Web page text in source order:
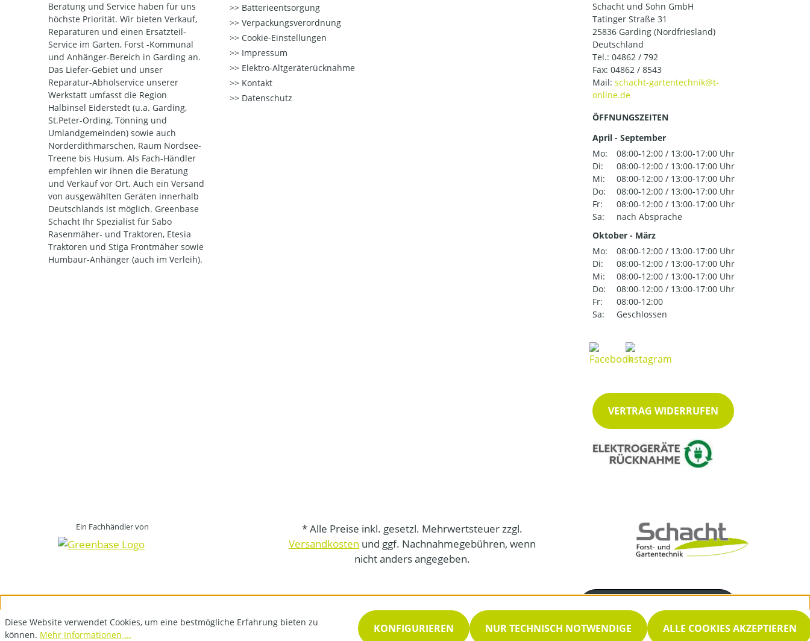
Beratung und Service haben für uns
höchste Priorität. Wir bieten Verkauf,
Reparaturen und einen Ersatzteil-
Service im Garten, Forst -Kommunal
und Anhänger-Bereich in Garding an.
Das Liefer-Gebiet und unser
Reparatur-Abholservice unserer
Werkstatt umfasst die Region
Halbinsel Eiderstedt (u.a. Garding,
St.Peter-Ording, Tönning und
Umlandgemeinden) sowie auch
Norderdithmarschen, Raum Nordsee-
Treene bis Husum. Als Fach-Händler
empfehlen wir ihnen die Beratung
und Verkauf vor Ort. Auch ein Versand
von ausgewählten Geräten innerhalb
Deutschlands ist möglich. Greenbase
Schacht Ihr Spezialist für Sabo
Rasenmäher- und Traktoren, Etesia
Traktoren und Stiga Frontmäher sowie
Humbaur-Anhänger (auch im Verleih).
Batterieentsorgung
Verpackungsverordnung
Cookie-Einstellungen
Impressum
Elektro-Altgeräterücknahme
Kontakt
Datenschutz
Schacht und Sohn GmbH
Tatinger Straße 31
25836 Garding (Nordfriesland)
Deutschland
Tel.: 04862 / 792
Fax: 04862 / 8543
Mail:
ÖFFNUNGSZEITEN
April - September
Mo:
08:00-12:00 / 13:00-17:00 Uhr
Di:
08:00-12:00 / 13:00-17:00 Uhr
Mi:
08:00-12:00 / 13:00-17:00 Uhr
Do:
08:00-12:00 / 13:00-17:00 Uhr
Fr:
08:00-12:00 / 13:00-17:00 Uhr
Sa:
nach Absprache
Oktober - März
Mo:
08:00-12:00 / 13:00-17:00 Uhr
Di:
08:00-12:00 / 13:00-17:00 Uhr
Mi:
08:00-12:00 / 13:00-17:00 Uhr
Do:
08:00-12:00 / 13:00-17:00 Uhr
Fr:
08:00-12:00
Sa:
Geschlossen
VERTRAG WIDERRUFEN
Ein Fachhändler von
* Alle Preise inkl. gesetzl. Mehrwertsteuer zzgl.
Versandkosten und ggf. Nachnahmegebühren, wenn
nicht anders angegeben.
04862 / 792
Diese Website verwendet Cookies, um eine bestmögliche Erfahrung bieten zu
können. Mehr Informationen ... NUR TECHNISCH NOTWENDIGE
KONFIGURIEREN ALLE COOKIES AKZEPTIEREN